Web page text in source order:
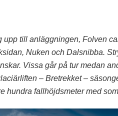
till anläggningen, Folven
Nuken och Dalsnibba.
Vissa går på tur medan
– Bretrekket –
hundra fallhöjdsmeter med